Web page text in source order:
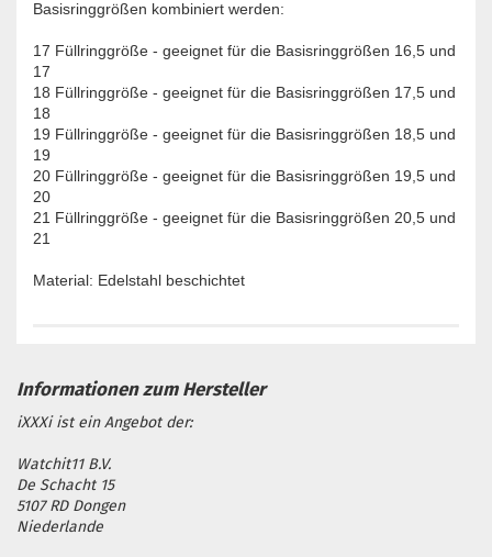
Basisringgrößen kombiniert werden:
17 Füllringgröße - geeignet für die Basisringgrößen 16,5 und
17
18 Füllringgröße - geeignet für die Basisringgrößen 17,5 und
18
19 Füllringgröße - geeignet für die Basisringgrößen 18,5 und
19
20 Füllringgröße - geeignet für die Basisringgrößen 19,5 und
20
21 Füllringgröße - geeignet für die Basisringgrößen 20,5 und
21
Material: Edelstahl beschichtet
iXXXi ist ein Angebot der:
Watchit11 B.V.
De Schacht 15
5107 RD Dongen
Niederlande